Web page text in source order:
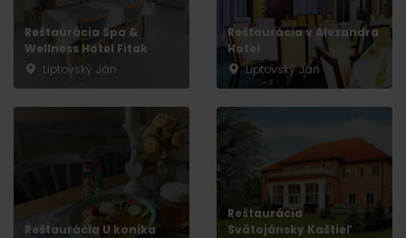
Reštaurácia Spa &
Wellness Hotel Fitak
Liptovský Ján
Reštaurácia v Alexandra
Hotel
Liptovský Ján
Reštaurácia U koníka
Reštaurácia
Svätojánsky Kaštieľ